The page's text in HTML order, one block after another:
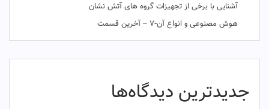
آشنایی با برخی از تجهیزات گروه های آتش نشان
هوش مصنوعی و انواع آن-۷ – آخرین قسمت
جدیدترین دیدگاه‌ها